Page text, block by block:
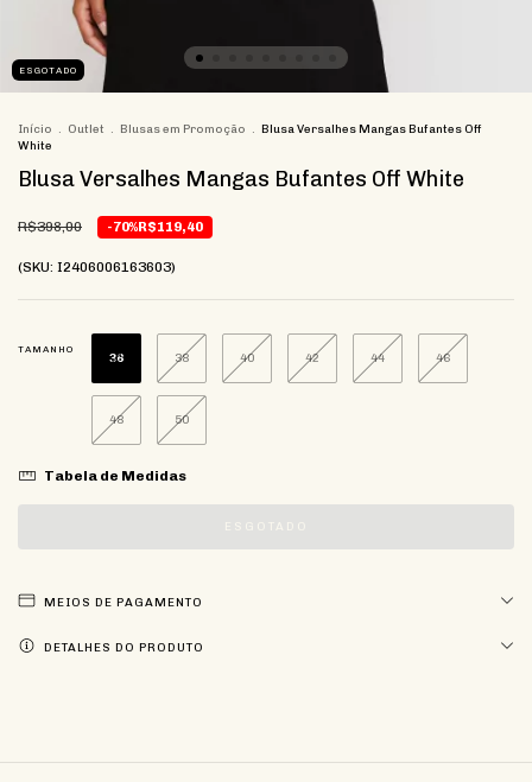
ESGOTADO
Início . Outlet . Blusas em Promoção . Blusa Versalhes Mangas Bufantes Off
White
Blusa Versalhes Mangas Bufantes Off White
R$398,00 -70%R$119,40
(SKU: I2406006163603)
TAMANHO
36 38 40 42 44 46
48 50
Tabela de Medidas
MEIOS DE PAGAMENTO
DETALHES DO PRODUTO